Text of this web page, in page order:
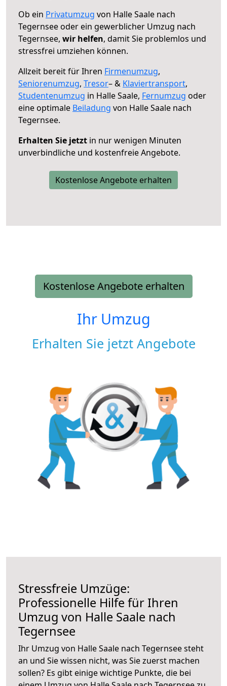
Ob ein Privatumzug von Halle Saale nach
Tegernsee oder ein gewerblicher Umzug nach
Tegernsee, wir helfen, damit Sie problemlos und
stressfrei umziehen können.
Allzeit bereit für Ihren Firmenumzug,
Seniorenumzug, Tresor– & Klaviertransport,
Studentenumzug in Halle Saale, Fernumzug oder
eine optimale Beiladung von Halle Saale nach
Tegernsee.
Erhalten Sie jetzt in nur wenigen Minuten
unverbindliche und kostenfreie Angebote.
Kostenlose Angebote erhalten
Kostenlose Angebote erhalten
Ihr Umzug
Erhalten Sie jetzt Angebote
Stressfreie Umzüge:
Professionelle Hilfe für Ihren
Umzug von Halle Saale nach
Tegernsee
Ihr Umzug von Halle Saale nach Tegernsee steht
an und Sie wissen nicht, was Sie zuerst machen
sollen? Es gibt einige wichtige Punkte, die bei